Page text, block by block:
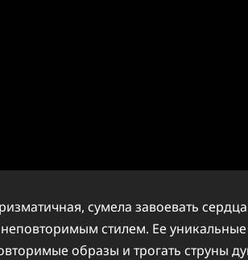
сумела завоевать сердца
стилем. Ее уникальные
образы и трогать струны